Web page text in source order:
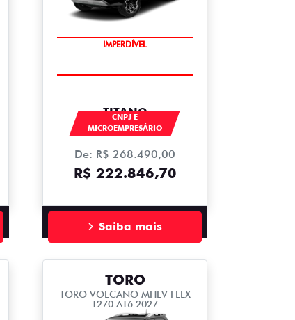
IMPERDÍVEL
TITANO
CNPJ E
MICROEMPRESÁRIO
De: R$ 268.490,00
R$ 222.846,70
Saiba mais
TORO
TORO VOLCANO MHEV FLEX
T270 AT6 2027